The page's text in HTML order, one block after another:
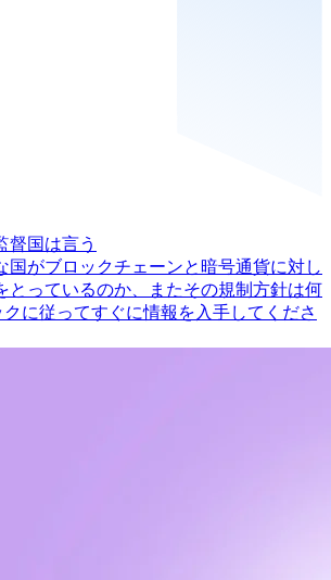
督国は言う
国がブロックチェーンと暗号通貨に対し
とっているのか、またその規制方針は何
に従ってすぐに情報を入手してくださ